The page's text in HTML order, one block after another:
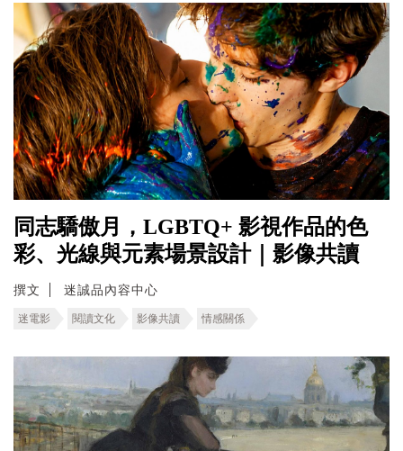
同志驕傲月，LGBTQ+ 影視作品的色
彩、光線與元素場景設計｜影像共讀
撰文 迷誠品內容中心
迷電影 閱讀文化 影像共讀 情感關係